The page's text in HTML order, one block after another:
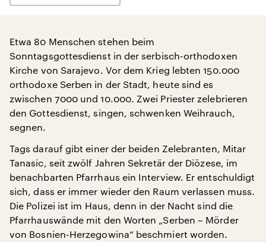
Etwa 80 Menschen stehen beim
Sonntagsgottesdienst in der serbisch-orthodoxen
Kirche von Sarajevo. Vor dem Krieg lebten 150.000
orthodoxe Serben in der Stadt, heute sind es
zwischen 7000 und 10.000. Zwei Priester zelebrieren
den Gottesdienst, singen, schwenken Weihrauch,
segnen.
Tags darauf gibt einer der beiden Zelebranten, Mitar
Tanasic, seit zwölf Jahren Sekretär der Diözese, im
benachbarten Pfarrhaus ein Interview. Er entschuldigt
sich, dass er immer wieder den Raum verlassen muss.
Die Polizei ist im Haus, denn in der Nacht sind die
Pfarrhauswände mit den Worten „Serben – Mörder
von Bosnien-Herzegowina“ beschmiert worden.